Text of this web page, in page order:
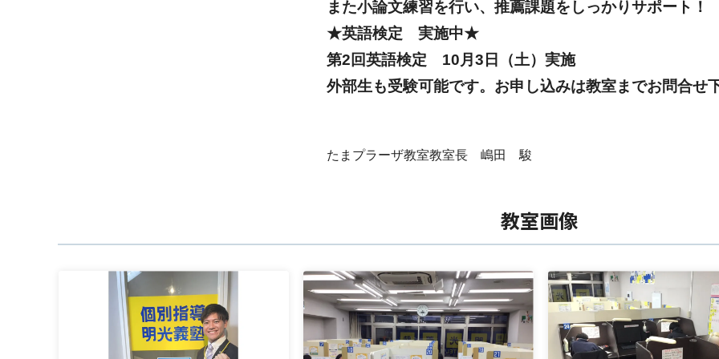
また小論文練習を行い、推薦課題をしっかりサポート！
★英語検定 実施中★
第2回英語検定 10月3日（土）実施
外部生も受験可能です。お申し込みは教室までお問合せ
たまプラーザ教室教室長 嶋田 駿
教室画像